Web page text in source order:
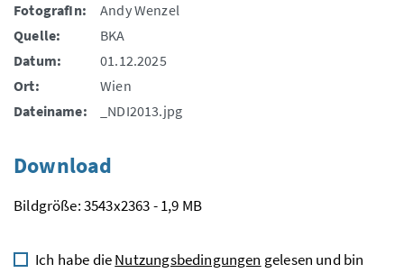
FotografIn:
Andy Wenzel
Quelle:
BKA
Datum:
01.12.2025
Ort:
Wien
Dateiname:
_NDI2013.jpg
Download
Bildgröße: 3543x2363 - 1,9 MB
Ich habe dieNutzungsbedingungen gelesen und bin